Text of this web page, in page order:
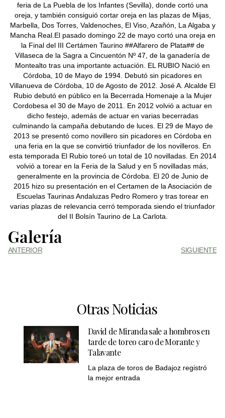
feria de La Puebla de los Infantes (Sevilla), donde cortó una
oreja, y también consiguió cortar oreja en las plazas de Mijas,
Marbella, Dos Torres, Valdenoches, El Viso, Azañón, La Algaba y
Mancha Real.El pasado domingo 22 de mayo cortó una oreja en
la Final del III Certámen Taurino ##Alfarero de Plata## de
Villaseca de la Sagra a Cincuentón Nº 47, de la ganadería de
Montealto tras una importante actuación. EL RUBIO Nació en
Córdoba, 10 de Mayo de 1994. Debutó sin picadores en
Villanueva de Córdoba, 10 de Agosto de 2012. José A. Alcalde El
Rubio debutó en público en la Becerrada Homenaje a la Mujer
Cordobesa el 30 de Mayo de 2011. En 2012 volvió a actuar en
dicho festejo, además de actuar en varias becerradas
culminando la campaña debutando de luces. El 29 de Mayo de
2013 se presentó como novillero sin picadores en Córdoba en
una feria en la que se convirtió triunfador de los novilleros. En
esta temporada El Rubio toreó un total de 10 novilladas. En 2014
volvió a torear en la Feria de la Salud y en 5 novilladas más,
generalmente en la provincia de Córdoba. El 20 de Junio de
2015 hizo su presentación en el Certamen de la Asociación de
Escuelas Taurinas Andaluzas Pedro Romero y tras torear en
varias plazas de relevancia cerró temporada siendo el triunfador
del II Bolsín Taurino de La Carlota.
Galería
ANTERIOR SIGUIENTE
Otras Noticias
David de Miranda sale a hombros en
tarde de toreo caro de Morante y
Talavante
La plaza de toros de Badajoz registró
la mejor entrada